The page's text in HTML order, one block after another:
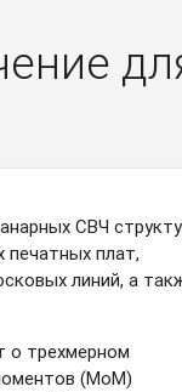
СВЧ
печатных плат,
линий, а
о трехмерном
(MoM)